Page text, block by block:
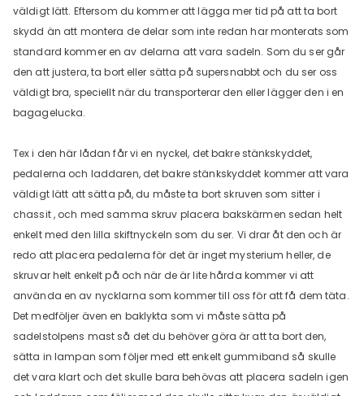
Ebike
13 Reviews
€899.00 €1,399.00
LÄGG I VARUKORGEN
väldigt lätt. Eftersom du kommer att lägga mer tid på att ta bort
skydd än att montera de delar som inte redan har monterats som
standard kommer en av delarna att vara sadeln. Som du ser går
den att justera, ta bort eller sätta på supersnabbt och du ser oss
väldigt bra, speciellt när du transporterar den eller lägger den i en
bagagelucka.
Tex i den här lådan får vi en nyckel, det bakre stänkskyddet,
pedalerna och laddaren, det bakre stänkskyddet kommer att vara
väldigt lätt att sätta på, du måste ta bort skruven som sitter i
chassit , och med samma skruv placera bakskärmen sedan helt
enkelt med den lilla skiftnyckeln som du ser. Vi drar åt den och är
redo att placera pedalerna för det är inget mysterium heller, de
skruvar helt enkelt på och när de är lite hårda kommer vi att
använda en av nycklarna som kommer till oss för att få dem täta.
Det medföljer även en baklykta som vi måste sätta på
sadelstolpens mast så det du behöver göra är att ta bort den,
sätta in lampan som följer med ett enkelt gummiband så skulle
det vara klart och det skulle bara behövas att placera sadeln igen